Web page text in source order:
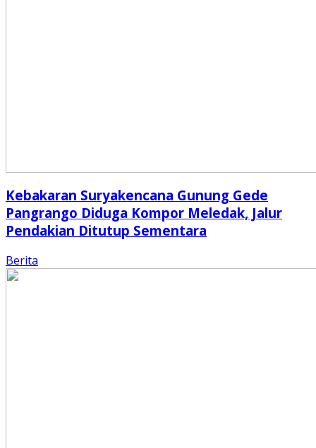
Kebakaran Suryakencana Gunung Gede
Pangrango Diduga Kompor Meledak, Jalur
Pendakian Ditutup Sementara
Berita